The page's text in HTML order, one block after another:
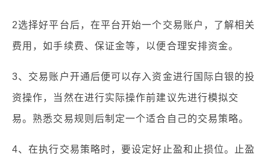
2选择好平台后，在平台开始一个交易账户，了解相关
费用，如手续费、保证金等，以便合理安排资金。
3、交易账户开通后便可以存入资金进行国际白银的投
资操作，当然在进行实际操作前建议先进行模拟交
易。熟悉交易规则后制定一个适合自己的交易策略。
4、在执行交易策略时，要设定好止盈和止损位。止盈